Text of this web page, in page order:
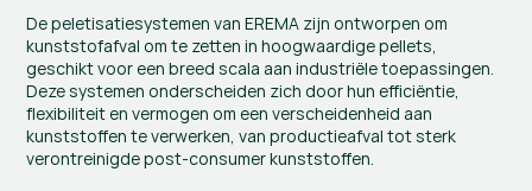
De peletisatiesystemen van EREMA zijn ontworpen om
kunststofafval om te zetten in hoogwaardige pellets,
geschikt voor een breed scala aan industriële toepassingen.
Deze systemen onderscheiden zich door hun efficiëntie,
flexibiliteit en vermogen om een verscheidenheid aan
kunststoffen te verwerken, van productieafval tot sterk
verontreinigde post-consumer kunststoffen.